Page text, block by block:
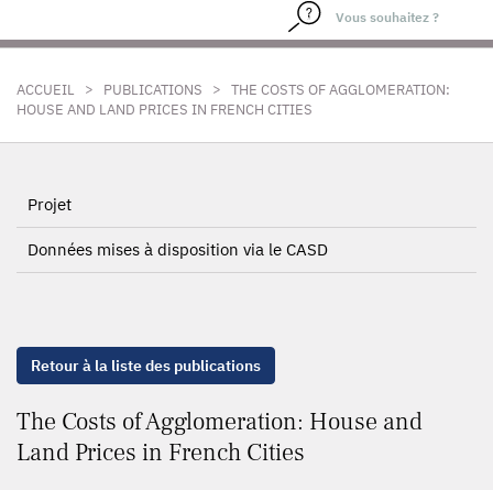
ACCUEIL > PUBLICATIONS > THE COSTS OF AGGLOMERATION:
HOUSE AND LAND PRICES IN FRENCH CITIES
Projet
Données mises à disposition via le CASD
Retour à la liste des publications
The Costs of Agglomeration: House and
Land Prices in French Cities